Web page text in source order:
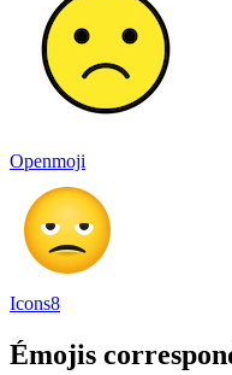
Openmoji
Icons8
Émojis